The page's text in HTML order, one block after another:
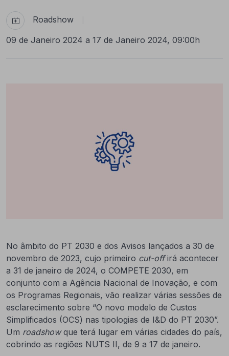
Roadshow
09 de Janeiro 2024 a 17 de Janeiro 2024, 09:00h
No âmbito do PT 2030 e dos Avisos lançados a 30 de
novembro de 2023, cujo primeiro cut-offirá acontecer
a 31 de janeiro de 2024, o COMPETE 2030, em
conjunto com a Agência Nacional de Inovação, e com
os Programas Regionais, vão realizar várias sessões de
esclarecimento sobre “O novo modelo de Custos
Simplificados (OCS) nas tipologias de I&D do PT 2030”.
Um roadshowque terá lugar em várias cidades do país,
cobrindo as regiões NUTS II, de 9 a 17 de janeiro.